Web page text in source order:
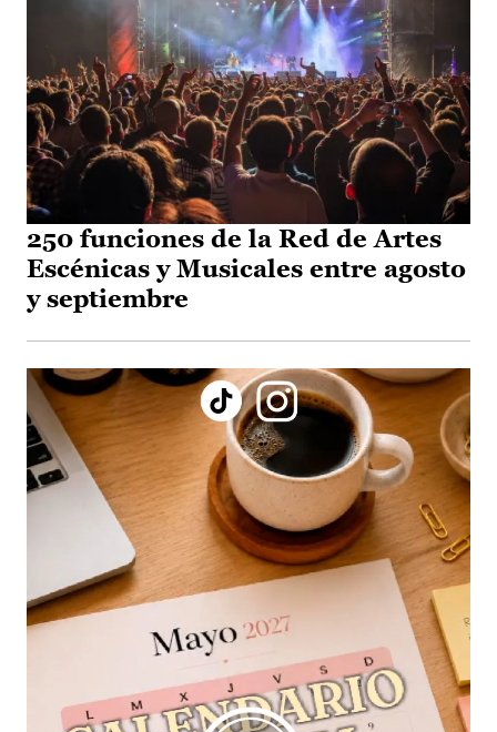
250 funciones de la Red de Artes
Escénicas y Musicales entre agosto
y septiembre